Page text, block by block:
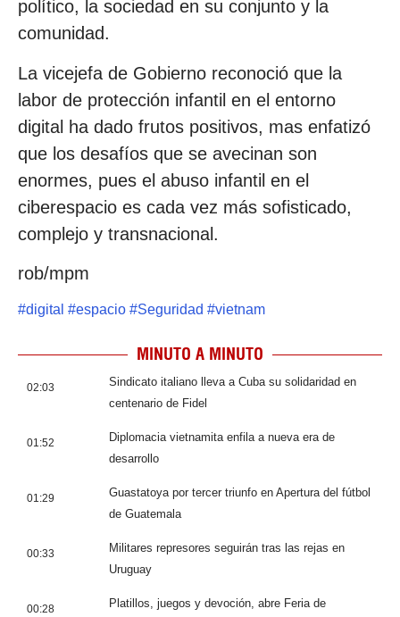
político, la sociedad en su conjunto y la
comunidad.
La vicejefa de Gobierno reconoció que la
labor de protección infantil en el entorno
digital ha dado frutos positivos, mas enfatizó
que los desafíos que se avecinan son
enormes, pues el abuso infantil en el
ciberespacio es cada vez más sofisticado,
complejo y transnacional.
rob/mpm
#digital #espacio #Seguridad #vietnam
MINUTO A MINUTO
02:03
Sindicato italiano lleva a Cuba su solidaridad en
centenario de Fidel
01:52
Diplomacia vietnamita enfila a nueva era de
desarrollo
01:29
Guastatoya por tercer triunfo en Apertura del fútbol
de Guatemala
00:33
Militares represores seguirán tras las rejas en
Uruguay
00:28
Platillos, juegos y devoción, abre Feria de